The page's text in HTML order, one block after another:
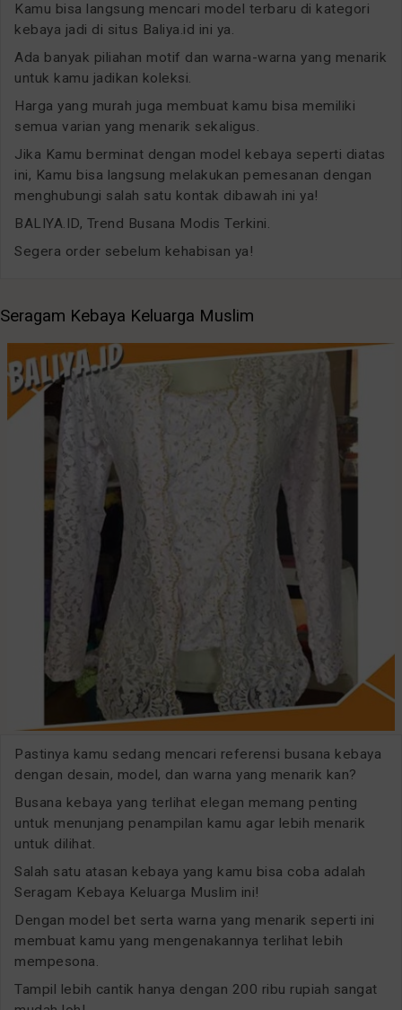
Kamu bisa langsung mencari model terbaru di kategori
kebaya jadi di situs Baliya.id ini ya.
Ada banyak piliahan motif dan warna-warna yang menarik
untuk kamu jadikan koleksi.
Harga yang murah juga membuat kamu bisa memiliki
semua varian yang menarik sekaligus.
Jika Kamu berminat dengan model kebaya seperti diatas
ini, Kamu bisa langsung melakukan pemesanan dengan
menghubungi salah satu kontak dibawah ini ya!
BALIYA.ID, Trend Busana Modis Terkini.
Segera order sebelum kehabisan ya!
Seragam Kebaya Keluarga Muslim
Pastinya kamu sedang mencari referensi busana kebaya
dengan desain, model, dan warna yang menarik kan?
Busana kebaya yang terlihat elegan memang penting
untuk menunjang penampilan kamu agar lebih menarik
untuk dilihat.
Salah satu atasan kebaya yang kamu bisa coba adalah
Seragam Kebaya Keluarga Muslim ini!
Dengan model bet serta warna yang menarik seperti ini
membuat kamu yang mengenakannya terlihat lebih
mempesona.
Tampil lebih cantik hanya dengan 200 ribu rupiah sangat